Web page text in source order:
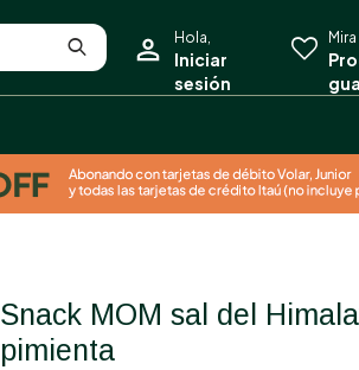
Snack MOM sal del Himalaya y
pimienta